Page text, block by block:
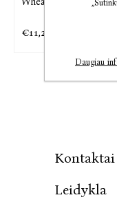
€11,28
Kontaktai
Leidykla
Daugiau